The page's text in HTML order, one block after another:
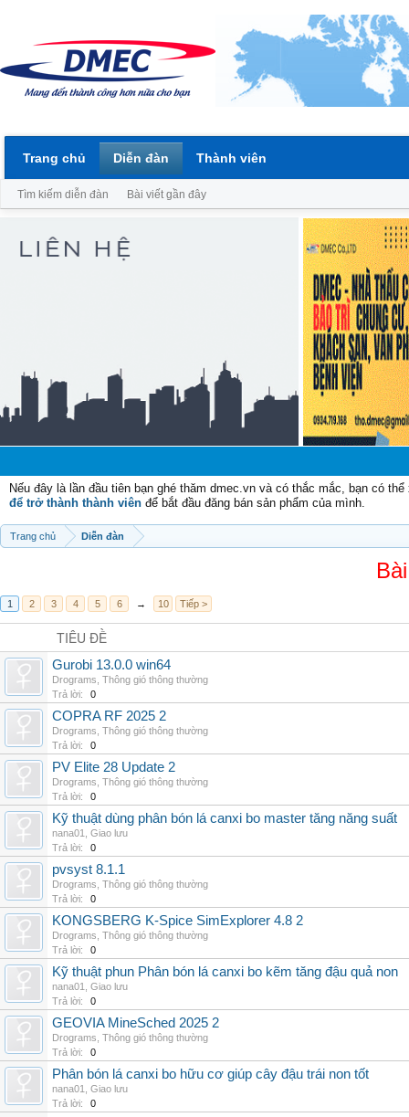
Nếu đây là lần đầu tiên bạn ghé thăm dmec.vn và có thắc mắc, bạn có
để trở thành thành viên để bắt đầu đăng bán sản phẩm của mình.
Trang chủ Diễn đàn
1 2 3 4 5 6 → 10 Tiếp >
TIÊU ĐỀ
Gurobi 13.0.0 win64
Drograms Thông gió thông thường
Trả lời:
0
COPRA RF 2025 2
Drograms Thông gió thông thường
Trả lời:
0
PV Elite 28 Update 2
Drograms Thông gió thông thường
Trả lời:
0
Kỹ thuật dùng phân bón lá canxi bo master tăng năng suất
nana01
Giao lưu
Trả lời:
0
pvsyst 8.1.1
Drograms Thông gió thông thường
Trả lời:
0
KONGSBERG K-Spice SimExplorer 4.8 2
Drograms Thông gió thông thường
Trả lời:
0
Kỹ thuật phun Phân bón lá canxi bo kẽm tăng đậu quả non
nana01
Giao lưu
Trả lời:
0
GEOVIA MineSched 2025 2
Drograms Thông gió thông thường
Trả lời:
0
Phân bón lá canxi bo hữu cơ giúp cây đậu trái non tốt
nana01
Giao lưu
Trả lời:
0
Trang chủ Diễn đàn
Tìm kiếm diễn đàn Bài viết gần đây
Thành viên